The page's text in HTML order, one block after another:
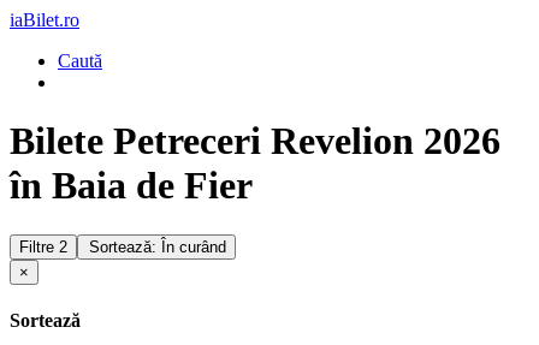
iaBilet.ro
Caută
Bilete Petreceri Revelion 2026
în Baia de Fier
Filtre 2
Sortează: În curând
×
Sortează